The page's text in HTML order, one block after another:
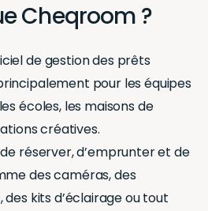
Cheqroom ?
de gestion des prêts
pour les équipes
écoles, les maisons de
créatives.
réserver, d’emprunter et de
des caméras, des
kits d’éclairage ou tout